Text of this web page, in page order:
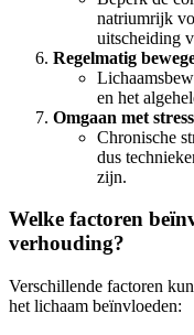
natriumrijk
uitscheiding
Regelmatig
en het
Omgaan met stress
Chronische
dus
zijn.
Welke factoren
verhouding?
Verschillende factoren
het lichaam beïnvloeden: